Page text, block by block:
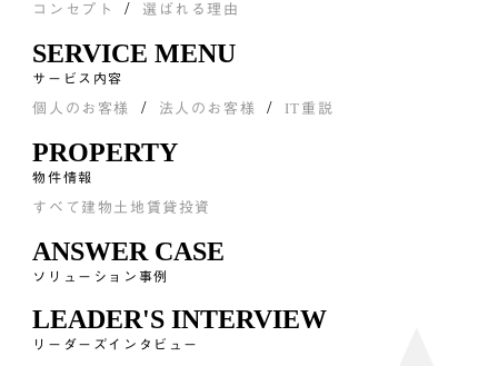
コンセプト 選ばれる理由
SERVICE MENU
サービス内容
個人のお客様 法人のお客様 IT重説
PROPERTY
物件情報
すべて 建物 土地賃貸投資
ANSWER CASE
ソリューション事例
LEADER'S INTERVIEW
リーダーズインタビュー